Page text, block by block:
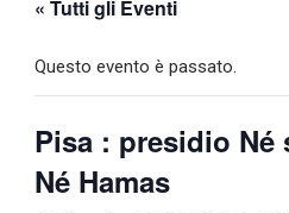
« Tutti gli Eventi
Questo evento è passato.
Pisa : presidio Né
Né Hamas